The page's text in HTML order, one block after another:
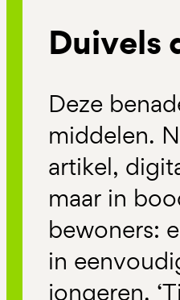
Duivels
Deze
middelen.
artikel,
maar in
bewoners:
in
jongeren.